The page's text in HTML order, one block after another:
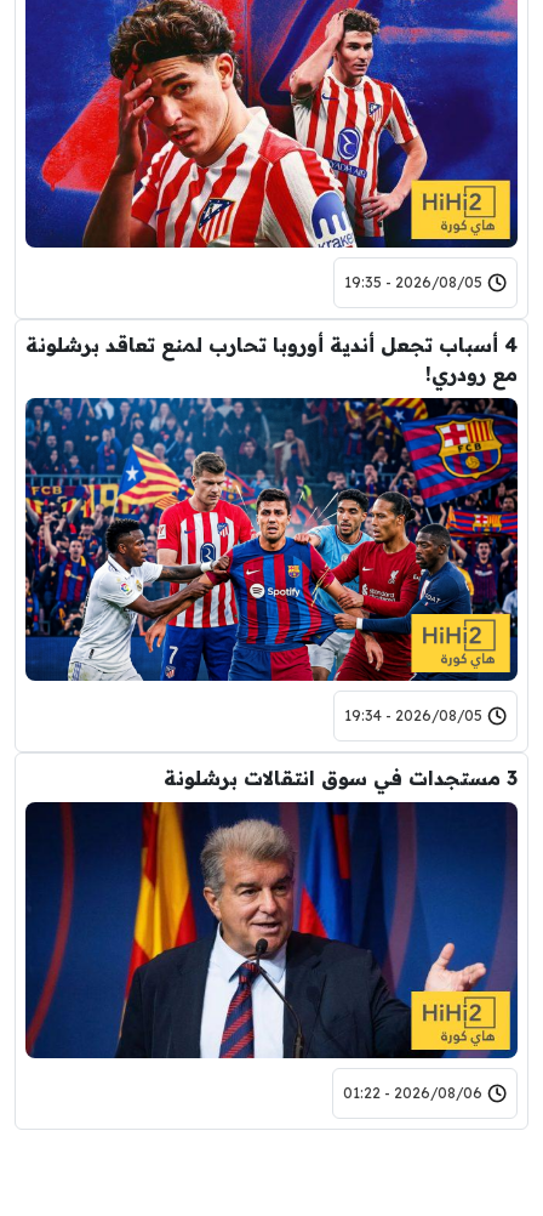
2026/08/05 - 19:35
4 أسباب تجعل أندية أوروبا تحارب لمنع تعاقد برشلونة
مع رودري!
2026/08/05 - 19:34
3 مستجدات في سوق انتقالات برشلونة
2026/08/06 - 01:22